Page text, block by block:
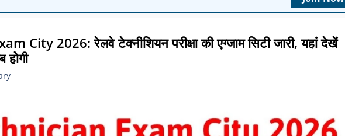
City 2026: रेलवे टेक्नीशियन परीक्षा की एग्जाम सिटी जारी, यहां देखें
होगी